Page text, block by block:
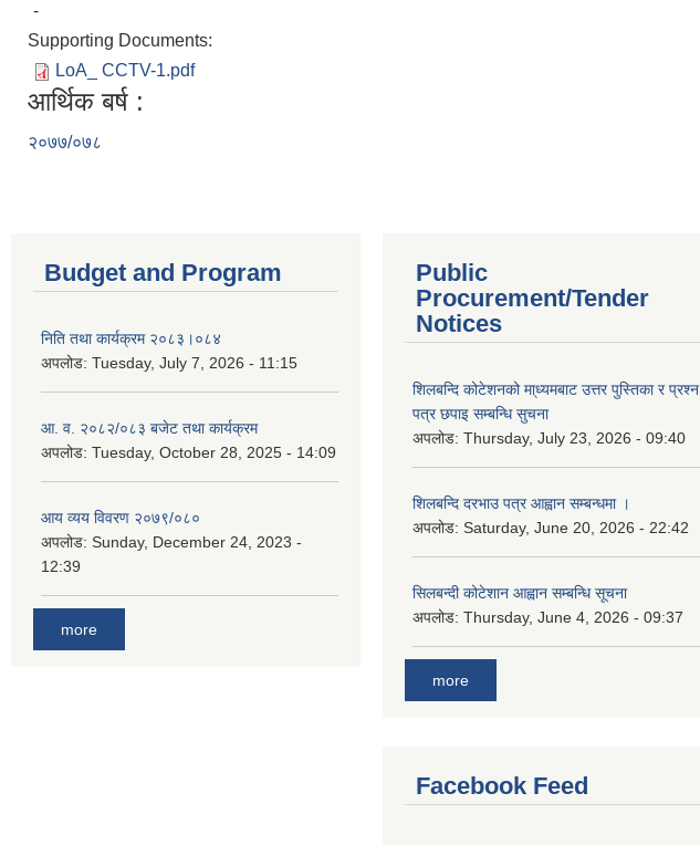
-
Supporting Documents:
LoA_ CCTV-1.pdf
आर्थिक बर्ष :
२०७७/०७८
Budget and Program
निति तथा कार्यक्रम २०८३।०८४
अपलोड: Tuesday, July 7, 2026 - 11:15
आ. व. २०८२/०८३ बजेट तथा कार्यक्रम
अपलोड: Tuesday, October 28, 2025 - 14:09
आय व्यय विवरण २०७९/०८०
अपलोड: Sunday, December 24, 2023 -
12:39
more
Public
Procurement/Tender
Notices
शिलबन्दि कोटेशनको मा्ध्यमबाट उत्तर पुस्तिका र प्रश्न
पत्र छपाइ सम्बन्धि सुचना
अपलोड: Thursday, July 23, 2026 - 09:40
शिलबन्दि दरभाउ पत्र आह्वान सम्बन्धमा ।
अपलोड: Saturday, June 20, 2026 - 22:42
सिलबन्दी कोटेशान आह्वान सम्बन्धि सूचना
अपलोड: Thursday, June 4, 2026 - 09:37
more
Facebook Feed